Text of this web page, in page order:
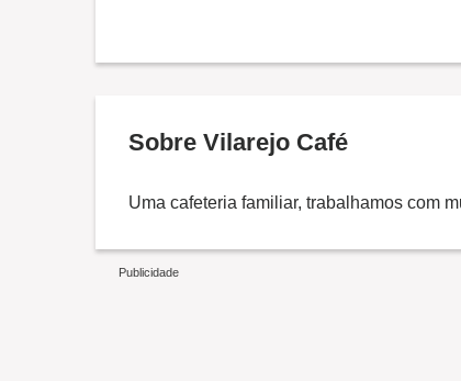
Sobre Vilarejo Café
Uma cafeteria familiar, trabalhamos com